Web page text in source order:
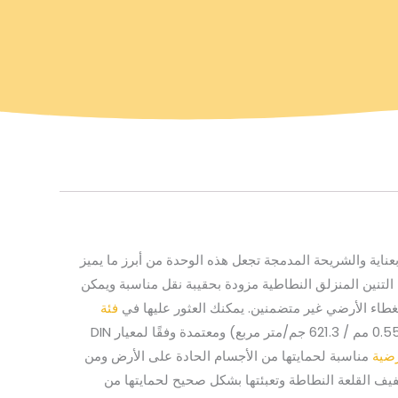
والشريحة المدمجة تجعل هذه الوحدة من أبرز ما يميز
المنزلق النطاطية مزودة بحقيبة نقل مناسبة ويمكن
فئة
) مناسبان للقلعة النطاطة. مصنوعة من القماش المشمع PVC المتين (0.55 مم / 621.3 جم/متر مربع) ومعتمدة وفقًا لمعيار DIN
مناسبة لحمايتها من الأجسام الحادة على الأرض ومن
القلعة النطاطة وتعبئتها بشكل صحيح لحمايتها من